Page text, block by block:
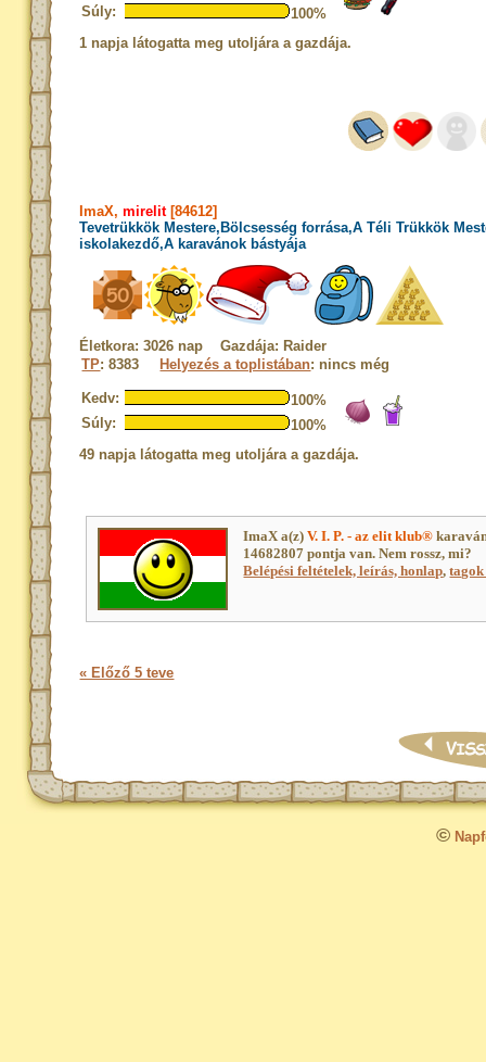
Súly:
100%
1 napja látogatta meg utoljára a gazdája.
ImaX,mirelit[84612]
Tevetrükkök Mestere,Bölcsesség forrása,A Téli Trükkök
iskolakezdő,A karavánok bástyája
Életkora: 3026 nap Gazdája: Raider
TP: 8383 Helyezés a toplistában: nincs még
Kedv:
100%
Súly:
100%
49 napja látogatta meg utoljára a gazdája.
ImaX a(z)V. I. P. - az elit klub®
14682807 pontja van. Nem rossz, mi?
Belépési feltételek, leírás, honlap,
« Előző 5 teve
©